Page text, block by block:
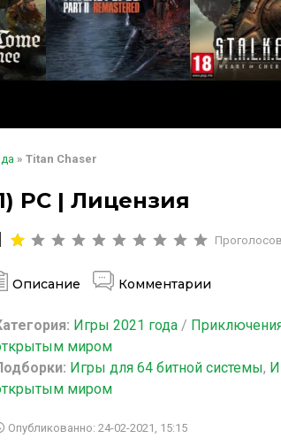
» Titan Chaser
PC | Лицензия
Описание Комментарии
Игры 2021 года /
миром
Игры для 64 битной системы,
миром
Опубликованно: 24-02-2021, 15:15